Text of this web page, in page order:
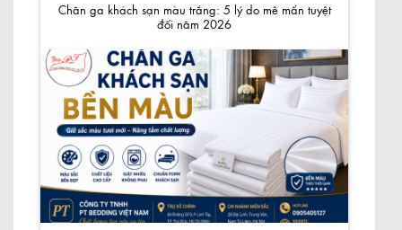
Chăn ga khách sạn màu trắng: 5 lý do mê mẩn tuyệt
đối năm 2026